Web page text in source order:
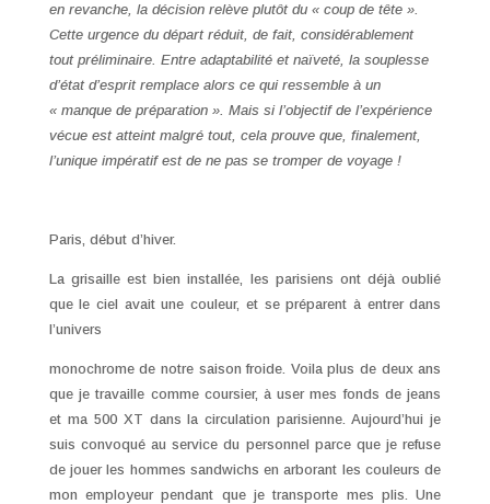
en revanche, la décision relève plutôt du « coup de tête ».
Cette urgence du départ réduit, de fait, considérablement
tout préliminaire. Entre adaptabilité et naïveté, la souplesse
d’état d’esprit remplace alors ce qui ressemble à un
« manque de préparation ». Mais si l’objectif de l’expérience
vécue est atteint malgré tout, cela prouve que, finalement,
l’unique impératif est de ne pas se tromper de voyage !
Paris, début d’hiver.
La grisaille est bien installée, les parisiens ont déjà oublié
que le ciel avait une couleur, et se préparent à entrer dans
l’univers
monochrome de notre saison froide. Voila plus de deux ans
que je travaille comme coursier, à user mes fonds de jeans
et ma 500 XT dans la circulation parisienne. Aujourd’hui je
suis convoqué au service du personnel parce que je refuse
de jouer les hommes sandwichs en arborant les couleurs de
mon employeur pendant que je transporte mes plis. Une